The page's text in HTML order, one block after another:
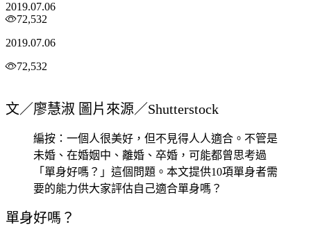
2019.07.06
72,532
2019.07.06
72,532
文／廖慧淑 圖片來源／Shutterstock
編按：一個人很美好，但不見得人人適合。不管是
未婚、在婚姻中、離婚、卒婚，可能都曾思考過
「單身好嗎？」這個問題。本文提供10項單身者需
要的能力供大家評估自己適合單身嗎？
單身好嗎？